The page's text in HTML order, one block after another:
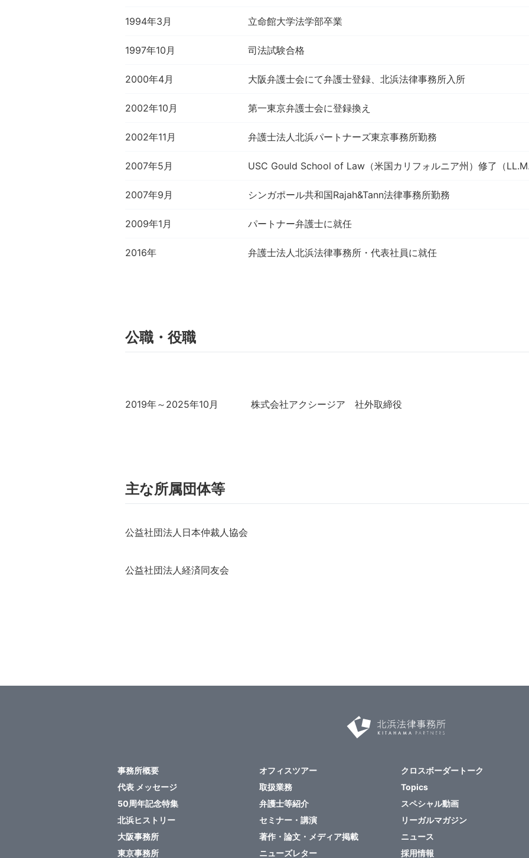
1994年3月 立命館大学法学部卒業
1997年10月 司法試験合格
2000年4月 大阪弁護士会にて弁護士登録、北浜法律事務所入所
2002年10月 第一東京弁護士会に登録換え
2002年11月 弁護士法人北浜パートナーズ東京事務所勤務
2007年5月 USC Gould School of Law（米国カリフォルニア州）修了（
2007年9月 シンガポール共和国Rajah&Tann法律事務所勤務
2009年1月 パートナー弁護士に就任
2016年 弁護士法人北浜法律事務所・代表社員に就任
公職・役職
2019年～2025年10月 株式会社アクシージア 社外取締役
主な所属団体等
公益社団法人日本仲裁人協会
公益社団法人経済同友会
事務所概要
代表 メッセージ
50周年記念特集
北浜ヒストリー
大阪事務所
東京事務所
オフィスツアー
取扱業務
弁護士等紹介
セミナー・講演
著作・論文・メディア掲載
ニューズレター
クロスボーダートーク
Topics
スペシャル動画
リーガルマガジン
ニュース
採用情報